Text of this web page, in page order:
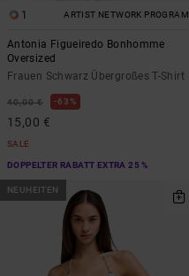
1 ARTIST NETWORK PROGRAM
Antonia Figueiredo Bonhomme
Oversized
Frauen Schwarz Übergroßes T-Shirt
40,00 € 63%
15,00 €
SALE
DOPPELTER RABATT EXTRA 25 %
NEUHEITEN